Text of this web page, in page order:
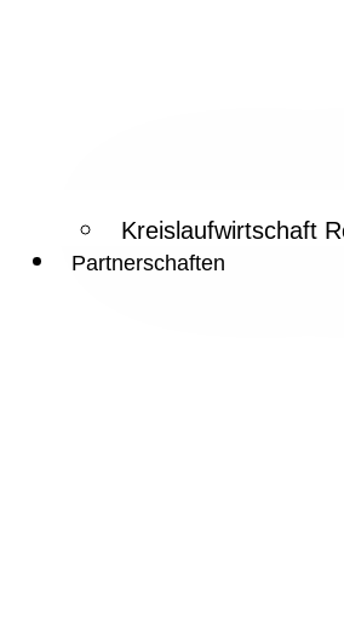
Kreislaufwirtschaft
Partnerschaften